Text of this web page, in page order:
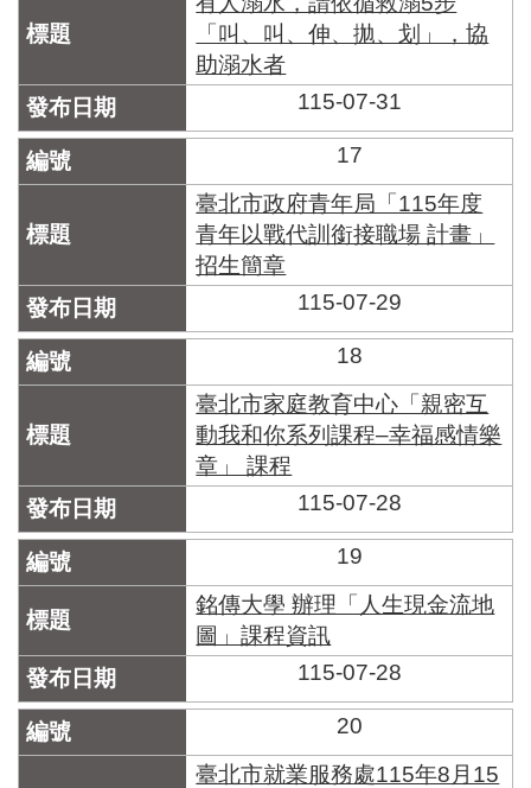
「叫、叫、伸、拋、划」，協
助溺水者
115-07-31
17
臺北市政府青年局「115年度
青年以戰代訓銜接職場 計畫」
招生簡章
115-07-29
18
臺北市家庭教育中心「親密互
動我和你系列課程–幸福感情樂
章」 課程
115-07-28
19
銘傳大學 辦理「人生現金流地
圖」課程資訊
115-07-28
20
臺北市就業服務處115年8月15